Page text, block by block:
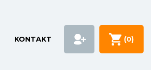
KONTAKT (0)